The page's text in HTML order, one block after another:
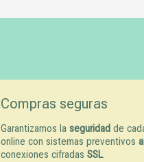
Compras seguras
Garantizamos la seguridad de
online con sistemas preventivos
conexiones cifradas SSL.